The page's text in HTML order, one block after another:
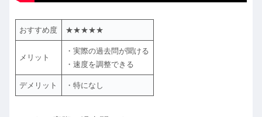
おすすめ度 ★★★★★
メリット
・実際の過去問が聞ける
・速度を調整できる
デメリット ・特になし